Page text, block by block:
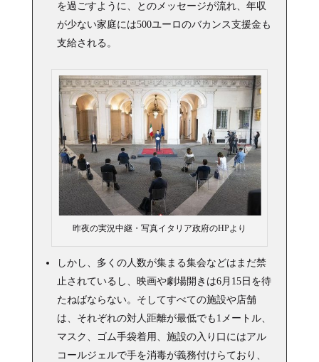
を過ごすように、とのメッセージが流れ、年収
が少ない家庭には500ユーロのバカンス支援金も
支給される。
昨夜の実況中継・写真イタリア政府のHPより
しかし、多くの人数が集まる集会などはまだ禁
止されているし、映画や劇場開きは6月15日を待
たねばならない。そしてすべての施設や店舗
は、それぞれの対人距離が最低でも1メートル、
マスク、ゴム手袋着用、施設の入り口にはアル
コールジェルで手を消毒が義務付けらており、